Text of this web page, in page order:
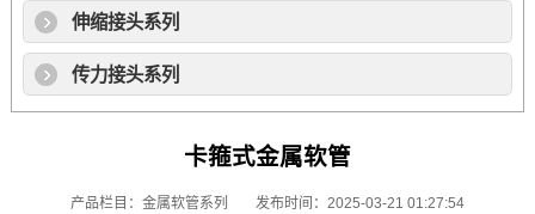
伸缩接头系列
传力接头系列
卡箍式金属软管
产品栏目： 金属软管系列 发布时间：2025-03-21 01:27:54